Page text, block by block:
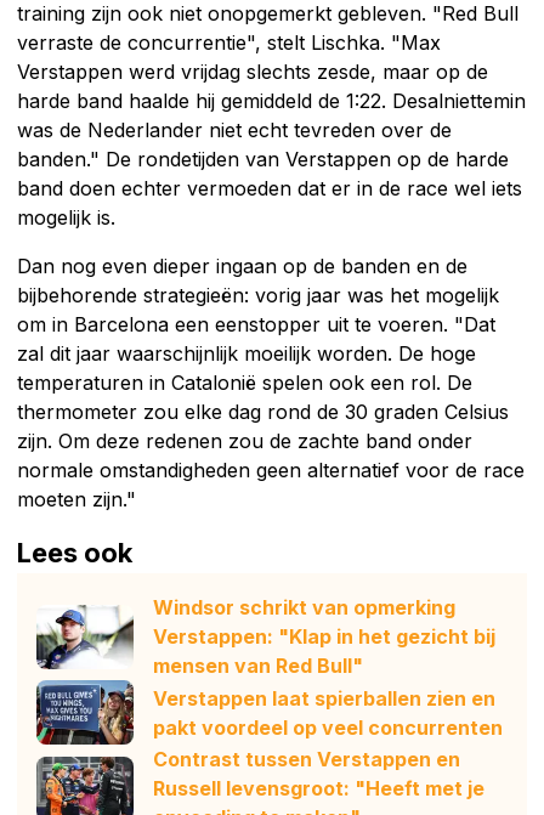
training zijn ook niet onopgemerkt gebleven. "Red Bull
verraste de concurrentie", stelt Lischka. "Max
Verstappen werd vrijdag slechts zesde, maar op de
harde band haalde hij gemiddeld de 1:22. Desalniettemin
was de Nederlander niet echt tevreden over de
banden." De rondetijden van Verstappen op de harde
band doen echter vermoeden dat er in de race wel iets
mogelijk is.
Dan nog even dieper ingaan op de banden en de
bijbehorende strategieën: vorig jaar was het mogelijk
om in Barcelona een eenstopper uit te voeren. "Dat
zal dit jaar waarschijnlijk moeilijk worden. De hoge
temperaturen in Catalonië spelen ook een rol. De
thermometer zou elke dag rond de 30 graden Celsius
zijn. Om deze redenen zou de zachte band onder
normale omstandigheden geen alternatief voor de race
moeten zijn."
Lees ook
Windsor schrikt van opmerking
Verstappen: "Klap in het gezicht bij
mensen van Red Bull"
Verstappen laat spierballen zien en
pakt voordeel op veel concurrenten
Contrast tussen Verstappen en
Russell levensgroot: "Heeft met je